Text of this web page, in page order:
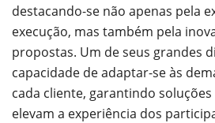
destacando-se não apenas pela
execução, mas também pela
propostas. Um de seus grandes
capacidade de adaptar-se às
cada cliente, garantindo
elevam a experiência dos